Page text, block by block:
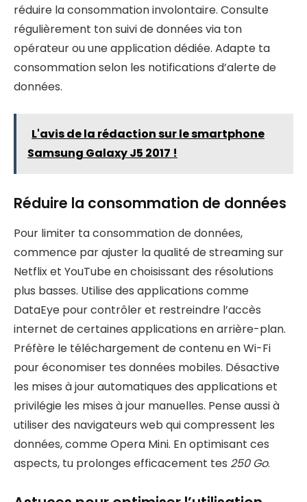
réduire la consommation involontaire. Consulte
régulièrement ton suivi de données via ton
opérateur ou une application dédiée. Adapte ta
consommation selon les notifications d’alerte de
données.
L'avis de la rédaction sur le smartphone
Samsung Galaxy J5 2017 !
Réduire la consommation de données
Pour limiter ta consommation de données,
commence par ajuster la qualité de streaming sur
Netflix et YouTube en choisissant des résolutions
plus basses. Utilise des applications comme
DataEye pour contrôler et restreindre l’accès
internet de certaines applications en arrière-plan.
Préfère le téléchargement de contenu en Wi-Fi
pour économiser tes données mobiles. Désactive
les mises à jour automatiques des applications et
privilégie les mises à jour manuelles. Pense aussi à
utiliser des navigateurs web qui compressent les
données, comme Opera Mini. En optimisant ces
aspects, tu prolonges efficacement tes 250 Go.